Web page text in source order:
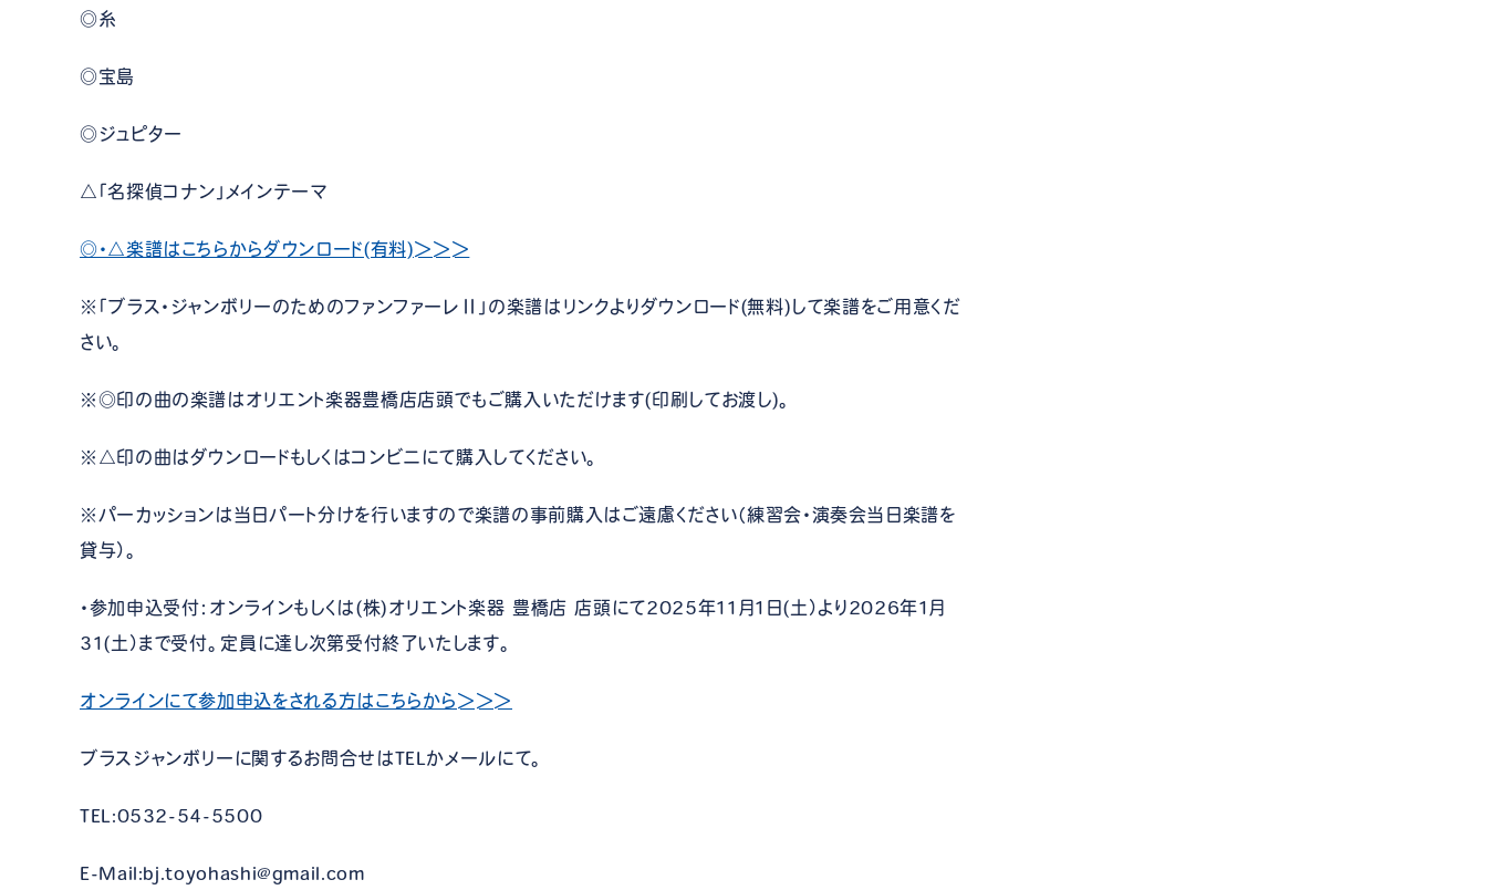
◎糸
◎宝島
◎ジュピター
△「名探偵コナン」メインテーマ
◎・△楽譜はこちらからダウンロード(有料)＞＞＞
※「ブラス・ジャンボリーのためのファンファーレⅡ」の楽譜はリンクよりダウンロード(無料)して楽譜をご用意くだ
さい。
※◎印の曲の楽譜はオリエント楽器豊橋店店頭でもご購入いただけます(印刷してお渡し)。
※△印の曲はダウンロードもしくはコンビニにて購入してください。
※パーカッションは当日パート分けを行いますので楽譜の事前購入はご遠慮ください（練習会・演奏会当日楽譜を
貸与）。
・参加申込受付：オンラインもしくは(株)オリエント楽器 豊橋店 店頭にて2025年11月1日(土）より2026年1月
31(土）まで受付。定員に達し次第受付終了いたします。
オンラインにて参加申込をされる方はこちらから＞＞＞
ブラスジャンボリーに関するお問合せはTELかメールにて。
TEL:0532-54-5500
E-Mail:bj.toyohashi@gmail.com